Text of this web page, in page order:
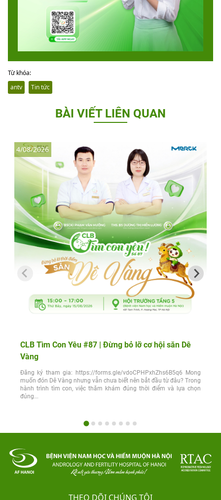
Từ khóa:
antv
Tin tức
BÀI VIẾT LIÊN QUAN
CLB Tìm Con Yêu #87 | Đừng bỏ lỡ cơ hội săn Dê
Vàng
Đăng ký tham gia: https://forms.gle/vdoCPHPxhZhs6B5q6 Mong
muốn đón Dê Vàng nhưng vẫn chưa biết nên bắt đầu từ đâu? Trong
hành trình tìm con, việc thăm khám đúng thời điểm và lựa chọn
đúng...
4/08/2026
THEO DÕI CHÚNG TÔI